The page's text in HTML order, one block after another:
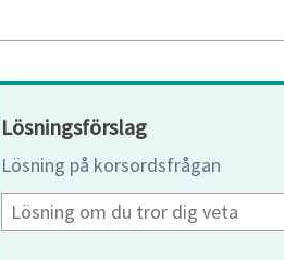
Lösningsförslag
Lösning på korsordsfrågan